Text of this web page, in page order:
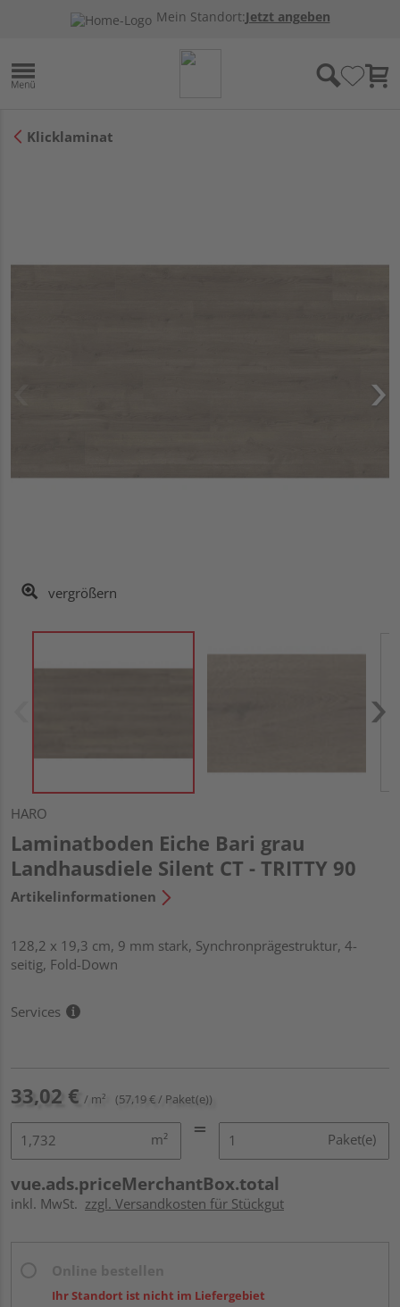
Mein Standort:Jetzt angeben
Klicklaminat
vergrößern
HARO
Laminatboden Eiche Bari grau
Landhausdiele Silent CT - TRITTY 90
Artikelinformationen
128,2 x 19,3 cm, 9 mm stark, Synchronprägestruktur, 4-
seitig, Fold-Down
Services
33,02 € / m² (57,19 € / Paket(e))
m² Paket(e)
vue.ads.priceMerchantBox.total
inkl. MwSt. zzgl. Versandkosten für Stückgut
Ihr Standort ist nicht im Liefergebiet